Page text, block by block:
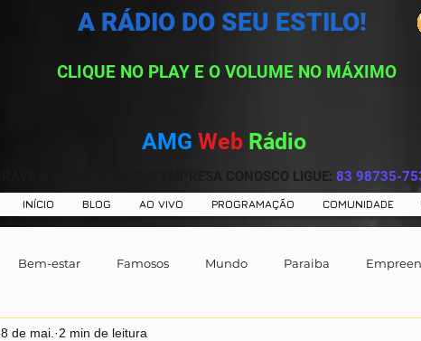
CLIQUE NO PLAY E O VOLUME NO MÁXIMO
AMG Web Rádio
GRAVE A VINHETA DE SUA EMPRESA CONOSCO LIGUE: 83 98735-
A RÁDIO DO SEU ESTILO!
INÍCIO BLOG AO VIVO PROGRAMAÇÃO COMUNIDADE
Bem-estar Famosos Mundo Paraiba
8 de mai. 2 min de leitura